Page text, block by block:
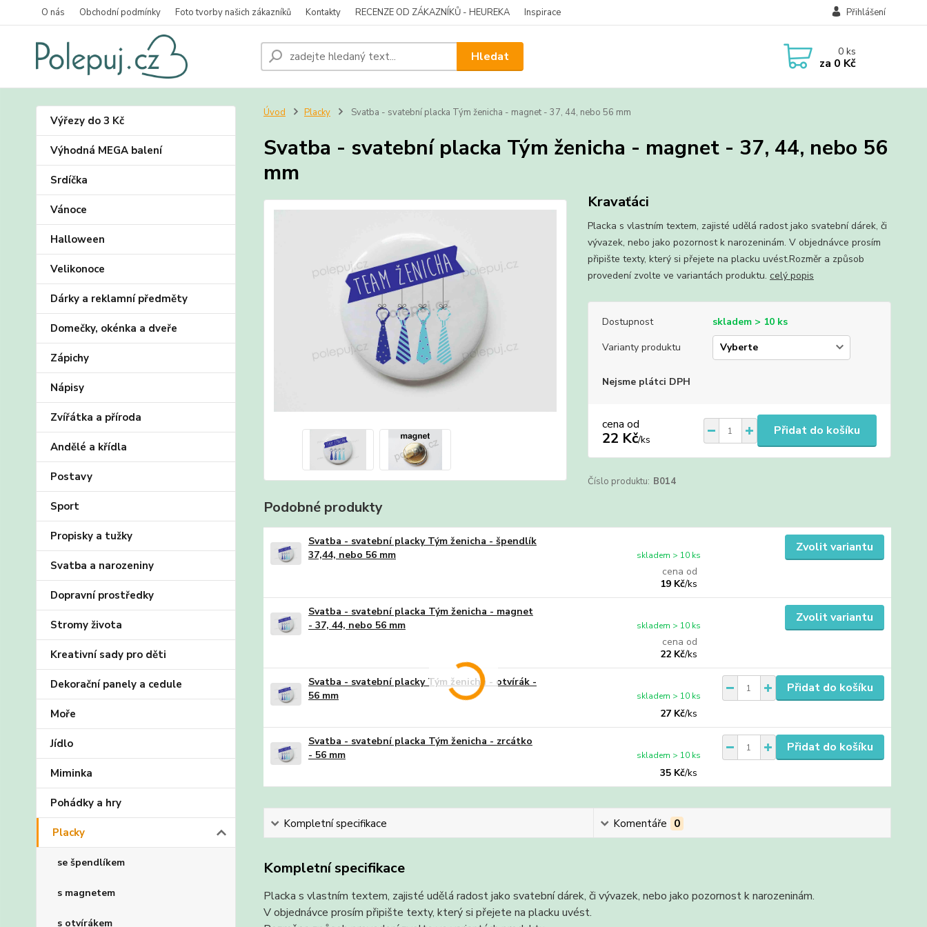
O nás Obchodní podmínky Foto tvorby našich zákazníků Kontakty RECENZE OD ZÁKAZNÍKŮ - HEUREKA Inspirace Přihlášení
Hledat 0ks
za 0 Kč
Výřezy do 3 Kč
Výhodná MEGA balení
Srdíčka
Vánoce
Halloween
Velikonoce
Dárky a reklamní předměty
Domečky, okénka a dveře
Zápichy
Nápisy
Zvířátka a příroda
Andělé a křídla
Postavy
Sport
Propisky a tužky
Svatba a narozeniny
Dopravní prostředky
Stromy života
Kreativní sady pro děti
Dekorační panely a cedule
Moře
Jídlo
Miminka
Pohádky a hry
Placky
se špendlíkem
s magnetem
s otvírákem
Úvod Placky Svatba - svatební placka Tým ženicha - magnet - 37, 44, nebo 56 mm
Svatba - svatební placka Tým ženicha - magnet - 37, 44, nebo 56
mm
Kravaťáci
Placka s vlastním textem, zajisté udělá radost jako svatební dárek, či
vývazek, nebo jako pozornost k narozeninám. V objednávce prosím
připište texty, který si přejete na placku uvést.Rozměr a způsob
provedení zvolte ve variantách produktu. celý popis
Dostupnost
skladem > 10 ks
Varianty produktu
Nejsme plátci DPH
cena od
22 Kč/ks
Přidat do košíku
Číslo produktu: B014
Podobné produkty
Svatba - svatební placky Tým ženicha - špendlík
37,44, nebo 56 mm
cena od
19 Kč/ks
skladem > 10 ks
Zvolit variantu
Svatba - svatební placka Tým ženicha - magnet
- 37, 44, nebo 56 mm
cena od
22 Kč/ks
skladem > 10 ks
Zvolit variantu
Svatba - svatební placky Tým ženicha - otvírák -
56 mm
27 Kč/ks
skladem > 10 ks
Přidat do košíku
Svatba - svatební placka Tým ženicha - zrcátko
- 56 mm
35 Kč/ks
skladem > 10 ks
Přidat do košíku
Kompletní specifikace Komentáře 0
Kompletní specifikace
Placka s vlastním textem, zajisté udělá radost jako svatební dárek, či vývazek, nebo jako pozornost k narozeninám.
V objednávce prosím připište texty, který si přejete na placku uvést.